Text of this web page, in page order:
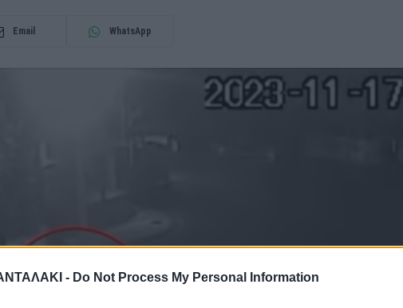
- Do Not Process My Personal Information
Email WhatsApp